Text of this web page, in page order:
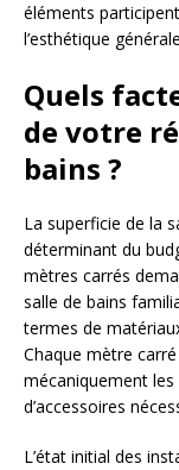
éléments
l’esthétique
Quels
de votre
bains ?
La superficie de la
déterminant du
mètres carrés
salle de bains
termes de
Chaque mètre
mécaniquement
d’accessoires
L’état initial des